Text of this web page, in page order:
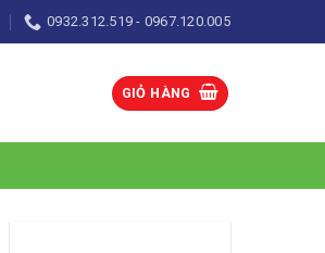
0932.312.519 - 0967.120.005
GIỎ HÀNG